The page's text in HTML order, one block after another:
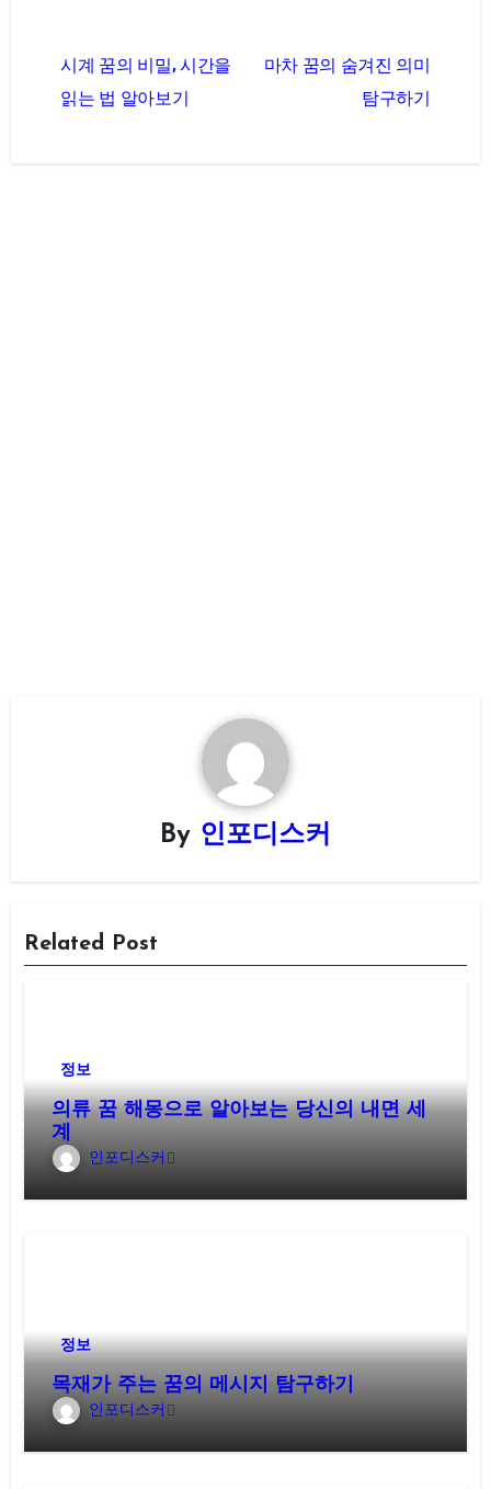
탐
시계 꿈의 비밀, 시간을
읽는 법 알아보기
마차 꿈의 숨겨진 의미
탐구하기
By 인포디스커
Related Post
정보
의류 꿈 해몽으로 알아보는 당신의 내면 세
계
인포디스커
정보
목재가 주는 꿈의 메시지 탐구하기
인포디스커